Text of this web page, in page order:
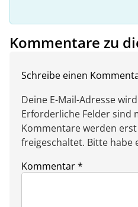
Kommentare zu
Schreibe einen
Deine E-Mail-Adresse
Erforderliche Felder sind
Kommentare werden
freigeschaltet. Bitte habe
Kommentar*